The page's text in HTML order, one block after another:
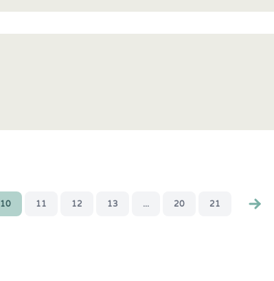
10 11 12 13 ... 20 21